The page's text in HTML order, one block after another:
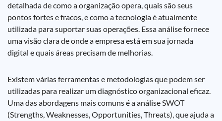
detalhada de como a organização opera, quais são seus
pontos fortes e fracos, e como a tecnologia é atualmente
utilizada para suportar suas operações. Essa análise fornece
uma visão clara de onde a empresa está em sua jornada
digital e quais áreas precisam de melhorias.
Existem várias ferramentas e metodologias que podem ser
utilizadas para realizar um diagnóstico organizacional eficaz.
Uma das abordagens mais comuns é a análise SWOT
(Strengths, Weaknesses, Opportunities, Threats), que ajuda a